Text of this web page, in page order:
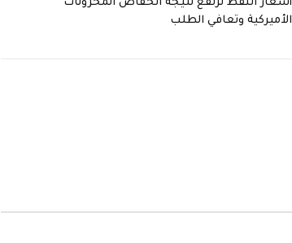
أسعار النفط ترتفع نتيجة انخفاض المخزونات
الأميركية وتعافي الطلب